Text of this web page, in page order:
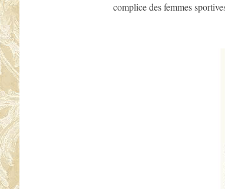
complice des femmes